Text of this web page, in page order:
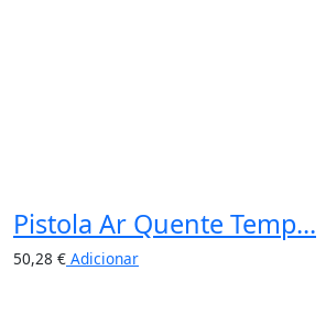
Pistola Ar Quente Temp...
50,28 € Adicionar